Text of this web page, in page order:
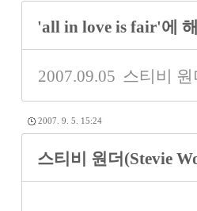
'all in love is fair'에
2007.09.05 스티비 원
2007. 9. 5. 15:24
스티비 원더(Stevie